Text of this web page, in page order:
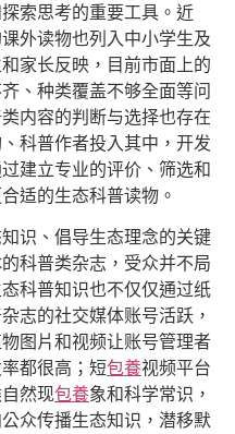
索思考的重要工具。近
外读物也列入中小学生及
家长反映，目前市面上的
、种类覆盖不够全面等问
内容的判断与选择也存在
科普作者投入其中，开发
建立专业的评价、筛选和
适的生态科普读物。
识、倡导生态理念的关键
科普类杂志，受众并不局
科普知识也不仅仅通过纸
志的社交媒体账号活跃，
图片和视频让账号管理者
都很高；短包養视频平台
然现包養象和科学常识，
众传播生态知识，潜移默